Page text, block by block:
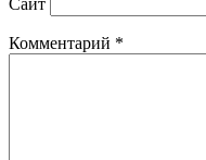
Комментарий *